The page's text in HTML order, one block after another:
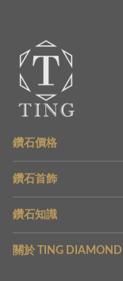
鑽石價格
鑽石首飾
鑽石知識
關於 TING DIAMOND